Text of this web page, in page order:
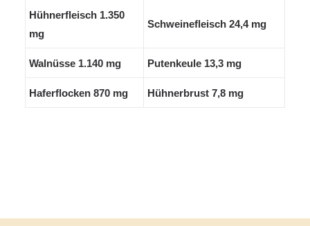
Hühnerfleisch 1.350
mg
Schweinefleisch 24,4 mg
Walnüsse 1.140 mg Putenkeule 13,3 mg
Haferflocken 870 mg Hühnerbrust 7,8 mg